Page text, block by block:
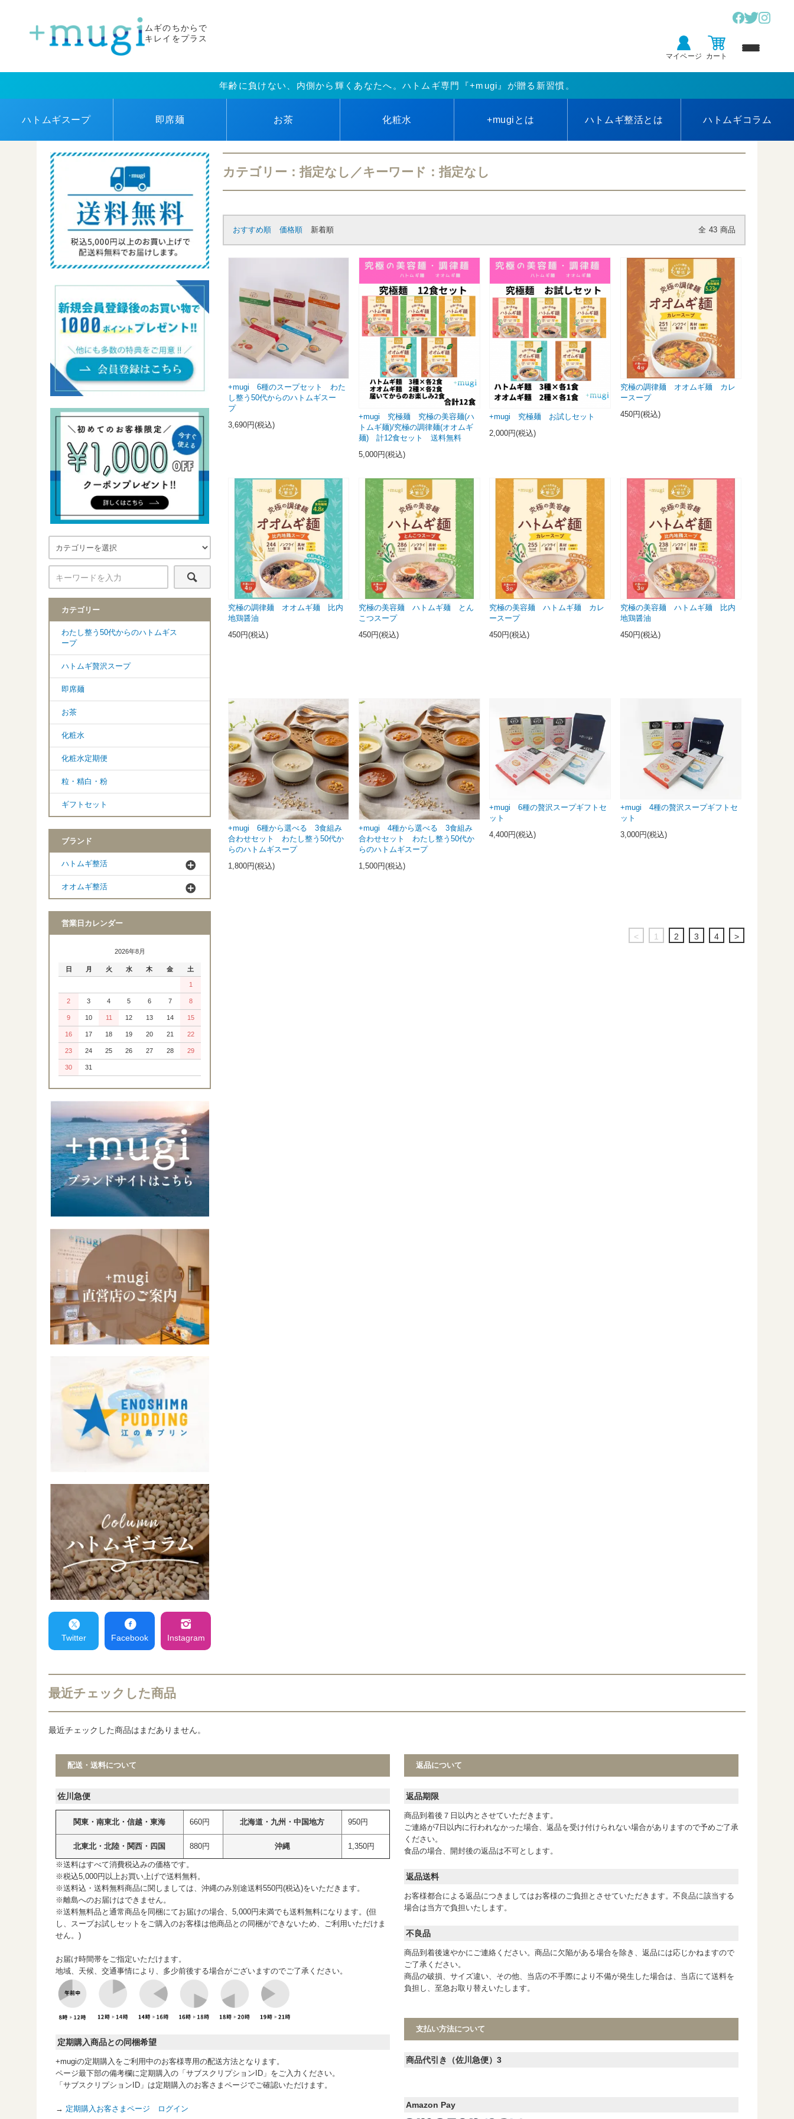
ムギのちからで
キレイをプラス
マイページ カート
年齢に負けない、内側から輝くあなたへ。ハトムギ専門『+mugi』が贈る新習慣。
ハトムギスープ 即席麺 お茶 化粧水 +mugi とは ハトムギ整活とは ハトムギコラム
カテゴリー：指定なし／キーワード：指定なし
おすすめ順 価格順 新着順 全 43 商品
+mugi 6種のスープセット わた
し整う50代からのハトムギスー
プ
3,690円(税込)
+mugi 究極麺 究極の美容麺(ハ
トムギ麺)/究極の調律麺(オオムギ
麺) 計12食セット 送料無料
5,000円(税込)
+mugi 究極麺 お試しセット
2,000円(税込)
究極の調律麺 オオムギ麺 カレ
ースープ
450円(税込)
究極の調律麺 オオムギ麺 比内
地鶏醤油
450円(税込)
究極の美容麺 ハトムギ麺 とん
こつスープ
450円(税込)
究極の美容麺 ハトムギ麺 カレ
ースープ
450円(税込)
究極の美容麺 ハトムギ麺 比内
地鶏醤油
450円(税込)
+mugi 6種から選べる 3食組み
合わせセット わたし整う50代か
らのハトムギスープ
1,800円(税込)
+mugi 4種から選べる 3食組み
合わせセット わたし整う50代か
らのハトムギスープ
1,500円(税込)
+mugi 6種の贅沢スープギフトセ
ット
4,400円(税込)
+mugi 4種の贅沢スープギフトセ
ット
3,000円(税込)
< 1 2 3 4 >
カテゴリー
わたし整う50代からのハトムギス
ープ
ハトムギ贅沢スープ
即席麺
お茶
化粧水
化粧水定期便
粒・精白・粉
ギフトセット
ブランド
ハトムギ整活
オオムギ整活
営業日カレンダー
2026年8月
日 月 火 水 木 金 土
1
2 3 4 5 6 7 8
9 10 11 12 13 14 15
16 17 18 19 20 21 22
23 24 25 26 27 28 29
30 31
Twitter Facebook Instagram
最近チェックした商品
最近チェックした商品はまだありません。
配送・送料について
佐川急便
関東・南東北・信越・東海 660円 北海道・九州・中国地方 950円
北東北・北陸・関西・四国 880円 沖縄 1,350円
※送料はすべて消費税込みの価格です。
※税込5,000円以上お買い上げで送料無料。
※送料込・送料無料商品に関しましては、沖縄のみ別途送料550円(税込)をいただきます。
※離島へのお届けはできません。
※送料無料品と通常商品を同梱にてお届けの場合、5,000円未満でも送料無料になります。(但
し、スープお試しセットをご購入のお客様は他商品との同梱ができないため、ご利用いただけま
せん。)
お届け時間帯をご指定いただけます。
地域、天候、交通事情により、多少前後する場合がございますのでご了承ください。
定期購入商品との同梱希望
+mugiの定期購入をご利用中のお客様専用の配送方法となります。
ページ最下部の備考欄に定期購入の「サブスクリプションID」をご入力ください。
「サブスクリプションID」は定期購入のお客さまページでご確認いただけます。
→ 定期購入お客さまページ ログイン
返品について
返品期限
商品到着後７日以内とさせていただきます。
ご連絡が7日以内に行われなかった場合、返品を受け付けられない場合がありますので予めご了承
ください。
食品の場合、開封後の返品は不可とします。
返品送料
お客様都合による返品につきましてはお客様のご負担とさせていただきます。不良品に該当する
場合は当方で負担いたします。
不良品
商品到着後速やかにご連絡ください。商品に欠陥がある場合を除き、返品には応じかねますので
ご了承ください。
商品の破損、サイズ違い、その他、当店の不手際により不備が発生した場合は、当店にて送料を
負担し、至急お取り替えいたします。
支払い方法について
商品代引き（佐川急便）3
Amazon Pay